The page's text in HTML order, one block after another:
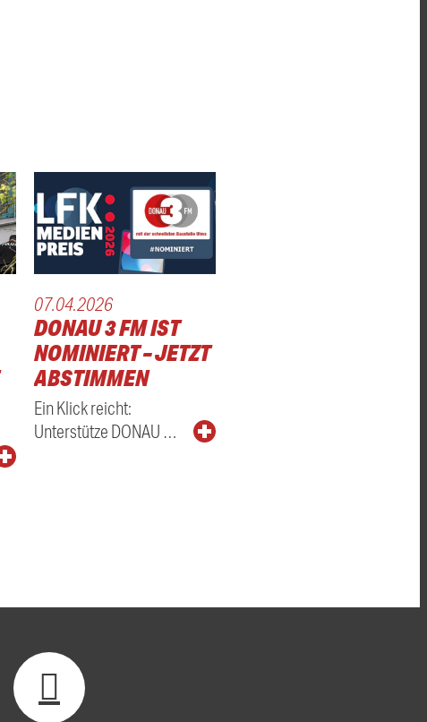
07.04.2026
DONAU 3 FM IST
NOMINIERT – JETZT
ABSTIMMEN
Ein Klick reicht:
Unterstütze DONAU …